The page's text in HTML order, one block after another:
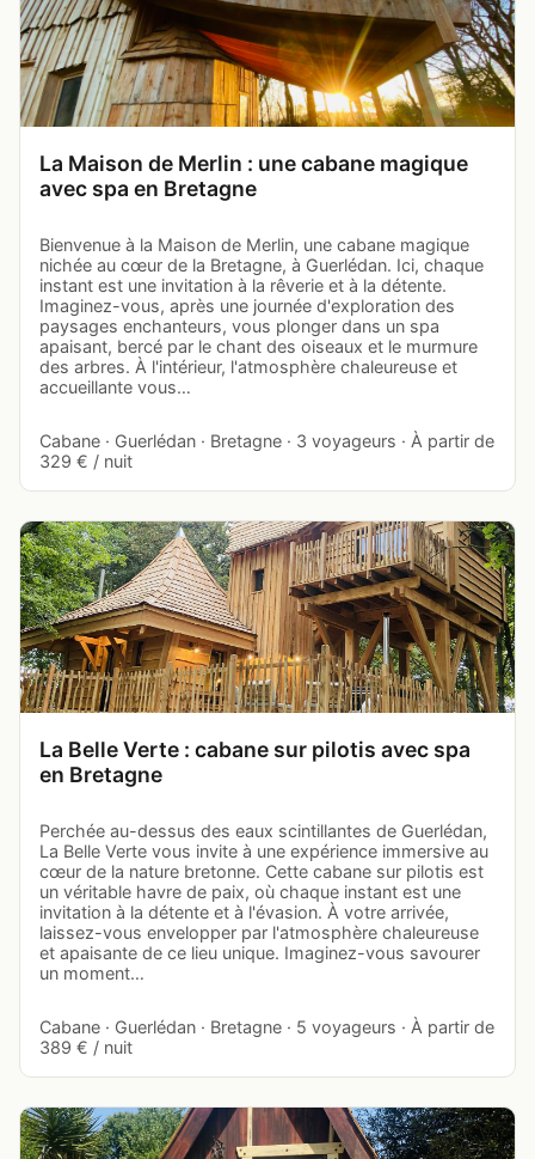
La Maison de Merlin : une cabane magique
avec spa en Bretagne
Bienvenue à la Maison de Merlin, une cabane magique
nichée au cœur de la Bretagne, à Guerlédan. Ici, chaque
instant est une invitation à la rêverie et à la détente.
Imaginez-vous, après une journée d'exploration des
paysages enchanteurs, vous plonger dans un spa
apaisant, bercé par le chant des oiseaux et le murmure
des arbres. À l'intérieur, l'atmosphère chaleureuse et
accueillante vous…
Cabane · Guerlédan · Bretagne · 3 voyageurs · À partir de
329 € / nuit
La Belle Verte : cabane sur pilotis avec spa
en Bretagne
Perchée au-dessus des eaux scintillantes de Guerlédan,
La Belle Verte vous invite à une expérience immersive au
cœur de la nature bretonne. Cette cabane sur pilotis est
un véritable havre de paix, où chaque instant est une
invitation à la détente et à l'évasion. À votre arrivée,
laissez-vous envelopper par l'atmosphère chaleureuse
et apaisante de ce lieu unique. Imaginez-vous savourer
un moment…
Cabane · Guerlédan · Bretagne · 5 voyageurs · À partir de
389 € / nuit